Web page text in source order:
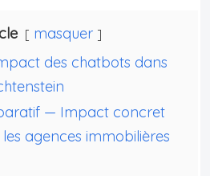
masquer
des chatbots dans
— Impact concret
agences immobilières